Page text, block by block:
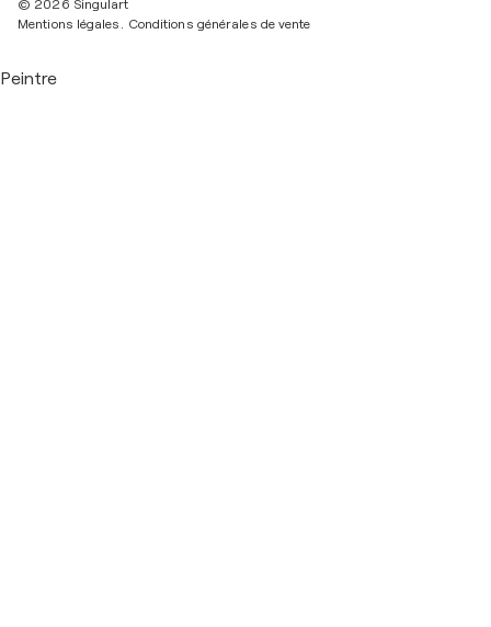
© 2026 Singulart
Mentions légales. Conditions générales de vente
Peintre